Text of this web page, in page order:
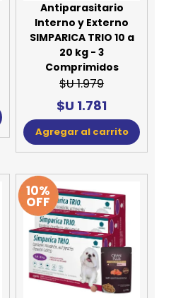
Antiparasitario
Interno y Externo
SIMPARICA TRIO 10 a
20 kg - 3
Comprimidos
$U 1.979
$U 1.781
Agregar al carrito
10%
OFF